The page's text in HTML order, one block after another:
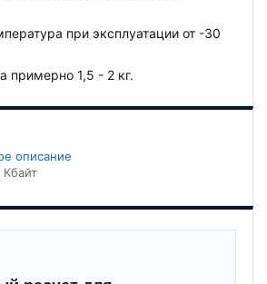
при эксплуатации от -30
примерно 1,5 - 2 кг.
описание